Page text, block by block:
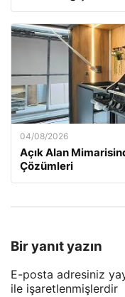
04/08/2026
Açık Alan
Çözümleri
Bir yanıt yazın
E-posta adresiniz
ile işaretlenmişlerdir